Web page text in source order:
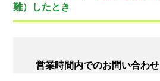
難）したとき
営業時間内でのお問い合わせ